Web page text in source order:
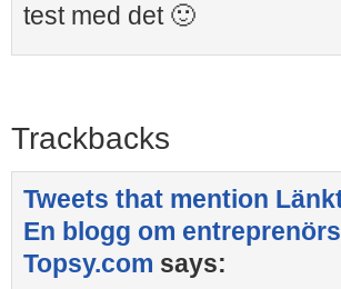
test med det 🙂
Trackbacks
Tweets that mention
En blogg om
Topsy.com says: